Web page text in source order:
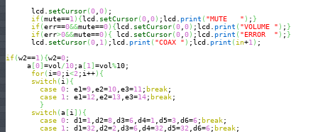
      lcd.
setCursor(0 0) ;
if(mute==1 ) {lcd. setCursor(0 0) ;lcd. print ( "MUTE   " ) ; }
if(err==0&&mute==0) {lcd. setCursor(0 0) ;lcd. print ( "VOLUME " ) ; }
if(err>0&&mute==0) { lcd. setCursor(0 0) ;lcd. print ( "ERROR  " ) ; }
      lcd.
setCursor(0 1 ) ;lcd. print ( "COAX " ) ;lcd. print ( in+1 ) ;
if(w2==1 ) {w2=0;
     a
[0] =vol /10;a [1 ] =vol%10;
for( i=0;i<2 ;i++) {
switch( i ) {
case 0: e1=9 ,e2=10 ,e3=11 ; break;
case
1 : e1=12 ,e2=13 ,e3=14; break;
}
switch(a [i ] ) {
case 0: d1=1 ,d2=8 ,d3=6 ,d4=1 ,d5=3 ,d6=6; break;
case
1 : d1=32 ,d2=2 ,d3=6 ,d4=32 ,d5=32 ,d6=6; break;